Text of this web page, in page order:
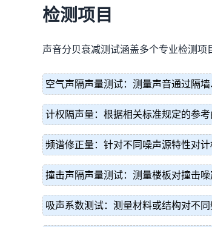
检测项目
声音分贝衰减测试涵盖多个专业检测项
空气声隔声量测试：测量声音通过隔
计权隔声量：根据相关标准规定的参
频谱修正量：针对不同噪声源特性对
撞击声隔声量测试：测量楼板对撞击
吸声系数测试：测量材料或结构对不